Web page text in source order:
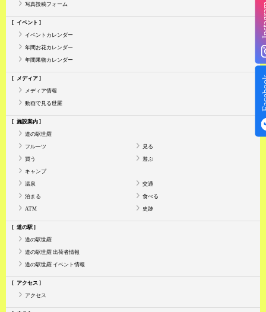
写真投稿フォーム
イベント
イベントカレンダー
年間お花カレンダー
年間果物カレンダー
メディア
メディア情報
動画で見る世羅
施設案内
道の駅世羅
フルーツ 見る
買う 遊ぶ
キャンプ
温泉 交通
泊まる 食べる
ATM 史跡
道の駅
道の駅世羅
道の駅世羅 出荷者情報
道の駅世羅 イベント情報
アクセス
アクセス